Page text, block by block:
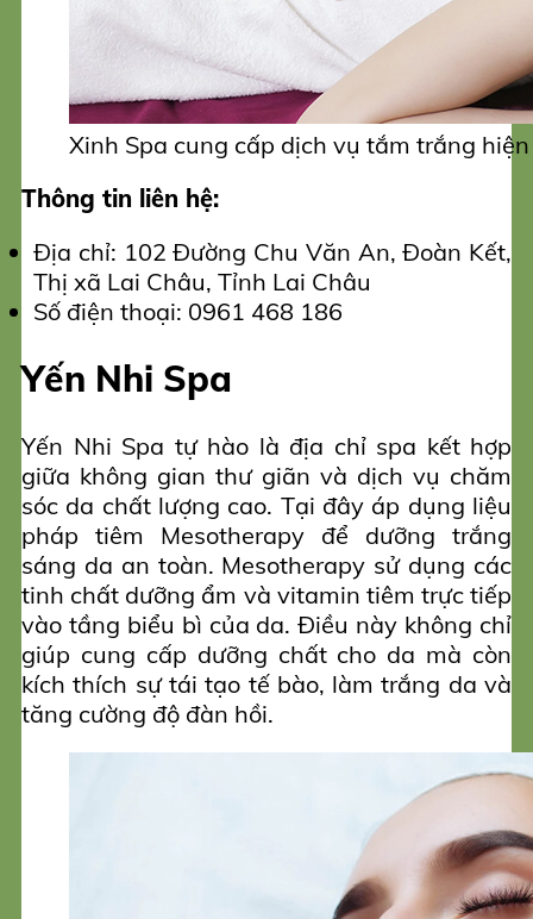
Xinh Spa cung cấp dịch vụ tắm trắng
Thông tin liên hệ:
Địa chỉ: 102 Đường Chu Văn An, Đoàn Kết,
Thị xã Lai Châu, Tỉnh Lai Châu
Số điện thoại: 0961 468 186
Yến Nhi Spa
Yến Nhi Spa tự hào là địa chỉ spa kết hợp
giữa không gian thư giãn và dịch vụ chăm
sóc da chất lượng cao. Tại đây áp dụng liệu
pháp tiêm Mesotherapy để dưỡng trắng
sáng da an toàn. Mesotherapy sử dụng các
tinh chất dưỡng ẩm và vitamin tiêm trực tiếp
vào tầng biểu bì của da. Điều này không chỉ
giúp cung cấp dưỡng chất cho da mà còn
kích thích sự tái tạo tế bào, làm trắng da và
tăng cường độ đàn hồi.